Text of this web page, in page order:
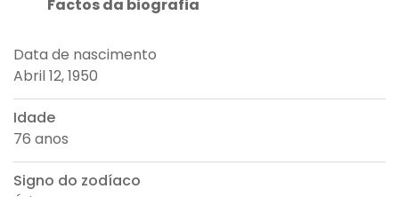
Factos da biografia
Data de nascimento
Abril 12, 1950
Idade
76 anos
Signo do zodíaco